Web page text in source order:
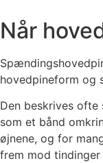
Når
hovedpineform og
Den beskrives ofte
som et bånd
øjnene, og for
frem mod tindinger